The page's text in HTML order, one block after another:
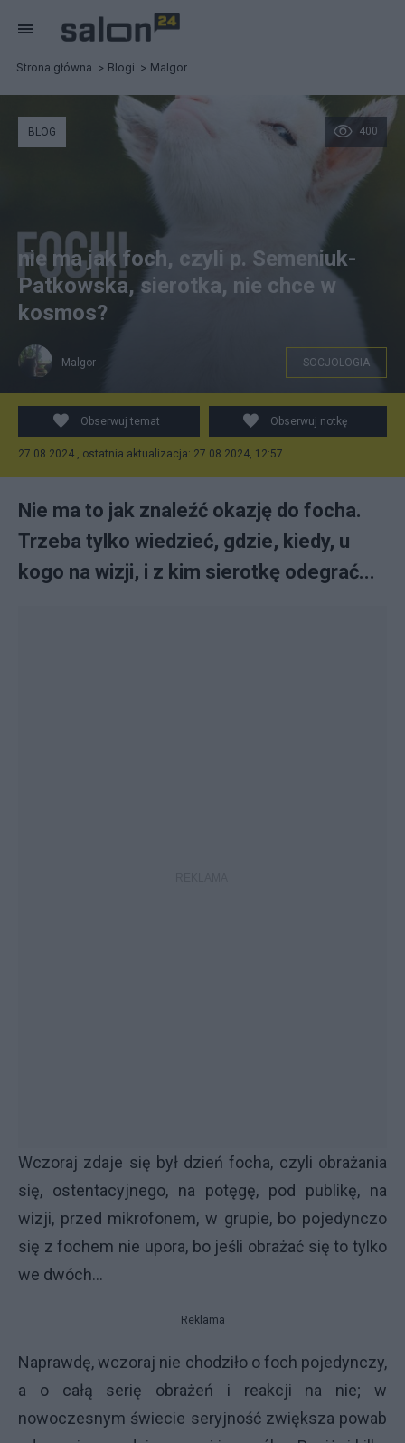
Strona główna Blogi Malgor
https://paczaizm.pl/koziolek-foch-slodki-uroczy/
400
BLOG
nie ma jak foch, czyli p. Semeniuk-
Patkowska, sierotka, nie chce w
kosmos?
Malgor SOCJOLOGIA
Obserwuj temat Obserwuj notkę
27.08.2024 , ostatnia aktualizacja: 27.08.2024, 12:57
Nie ma to jak znaleźć okazję do focha.
Trzeba tylko wiedzieć, gdzie, kiedy, u
kogo na wizji, i z kim sierotkę odegrać...
Wczoraj zdaje się był dzień focha, czyli obrażania
się, ostentacyjnego, na potęgę, pod publikę, na
wizji, przed mikrofonem, w grupie, bo pojedynczo
się z fochem nie upora, bo jeśli obrażać się to tylko
we dwóch...
Reklama
Naprawdę, wczoraj nie chodziło o foch pojedynczy,
a o całą serię obrażeń i reakcji na nie; w
nowoczesnym świecie seryjność zwiększa powab